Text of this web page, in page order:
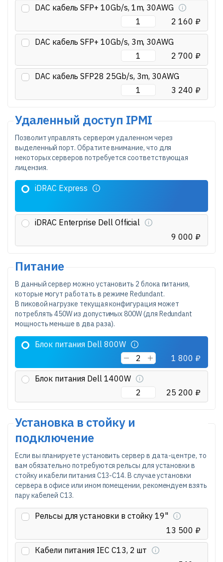
DAC кабель SFP+ 10Gb/s, 1m, 30AWG
2 160 ₽
DAC кабель SFP+ 10Gb/s, 3m, 30AWG
2 700 ₽
DAC кабель SFP28 25Gb/s, 3m, 30AWG
3 240 ₽
Удаленный доступ IPMI
Позволит управлять сервером удаленном через
выделенный порт. Обратите внимание, что для
некоторых серверов потребуется соответствующая
лицензия.
iDRAC Express
iDRAC Enterprise Dell Official
9 000 ₽
Питание
В данный сервер можно установить 2 блока питания,
которые могут работать в режиме Redundant.
В пиковой нагрузке текущая конфигурация может
потреблять450Wиз допустимых800W (для Redundant
мощность меньше в два раза).
Блок питания Dell 800W
1 800 ₽
Блок питания Dell 1400W
25 200 ₽
Установка в стойку и
подключение
Если вы планируете установить сервер в дата-центре, то
вам обязательно потребуются рельсы для установки в
стойку и кабели питания C13-C14. В случае установки
сервера в офисе или ином помещении, рекомендуем взять
пару кабелей C13.
Рельсы для установки в стойку 19"
13 500 ₽
Кабели питания IEC C13, 2 шт